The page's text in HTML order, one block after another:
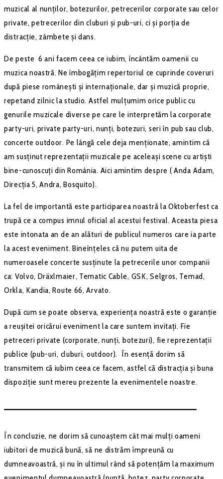
muzical al nunților, botezurilor, petrecerilor corporate sau celor
private, petrecerilor din cluburi și pub-uri, ci și porția de
distracție, zâmbete și dans.
De peste 6 ani facem ceea ce iubim, încântăm oamenii cu
muzica noastră. Ne îmbogățim repertoriul ce cuprinde coveruri
după piese românești și internaționale, dar și muzică proprie,
repetand zilnic la studio. Astfel mulțumim orice public cu
genurile muzicale diverse pe care le interpretăm la corporate
party-uri, private party-uri, nunți, botezuri, seri în pub sau club,
concerte outdoor. Pe lângă cele deja menționate, amintim că
am susținut reprezentații muzicale pe aceleași scene cu artiști
bine-cunoscuți din România. Aici amintim despre ( Anda Adam,
Direcția 5, Andra, Bosquito).
La fel de importantă este participarea noastră la Oktoberfest ca
trupă ce a compus imnul oficial al acestui festival. Aceasta piesa
este intonata an de an alături de publicul numeros care ia parte
la acest eveniment. Bineînțeles că nu putem uita de
numeroasele concerte susținute la petrecerile unor companii
ca: Volvo, Dräxlmaier, Tematic Cable, GSK, Selgros, Temad,
Orkla, Kandia, Route 66, Arvato.
După cum se poate observa, experiența noastră este o garanție
a reușitei oricărui eveniment la care suntem invitați. Fie
petreceri private (corporate, nunți, botezuri), fie reprezentații
publice (pub-uri, cluburi, outdoor). În esență dorim să
transmitem că iubim ceea ce facem, astfel că distracția și buna
dispoziție sunt mereu prezente la evenimentele noastre.
–––––––––––––––––––––––––––––––––––––––––––
În concluzie, ne dorim să cunoaștem cât mai mulți oameni
iubitori de muzică bună, să ne distrăm împreună cu
dumneavoastră, și nu în ultimul rând să potențăm la maximum